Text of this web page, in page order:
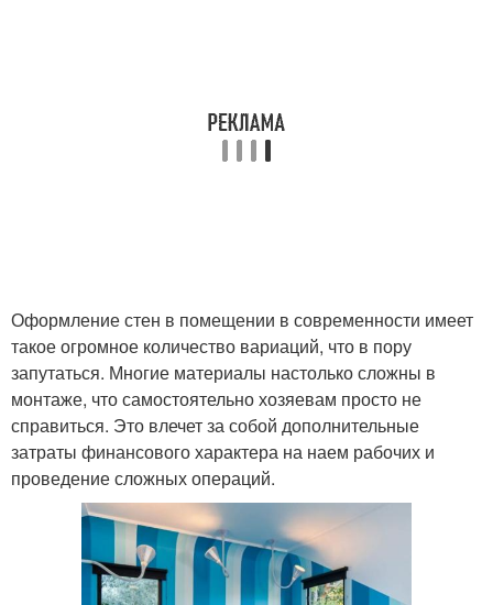
Оформление стен в помещении в современности имеет
такое огромное количество вариаций, что в пору
запутаться. Многие материалы настолько сложны в
монтаже, что самостоятельно хозяевам просто не
справиться. Это влечет за собой дополнительные
затраты финансового характера на наем рабочих и
проведение сложных операций.